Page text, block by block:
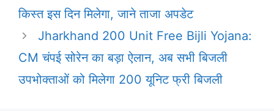
किस्त इस दिन मिलेगा, जाने ताजा अपडेट
Jharkhand 200 Unit Free Bijli Yojana:
CM चंपई सोरेन का बड़ा ऐलान, अब सभी बिजली
उपभोक्ताओं को मिलेगा 200 यूनिट फ्री बिजली